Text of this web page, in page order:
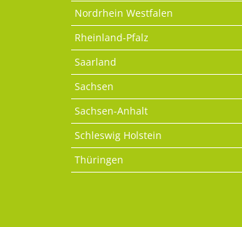
Nordrhein Westfalen
Rheinland-Pfalz
Saarland
Sachsen
Sachsen-Anhalt
Schleswig Holstein
Thüringen